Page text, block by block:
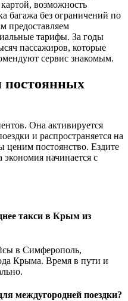
возможность
багажа без ограничений по
предоставляем
тарифы. За годы
пассажиров, которые
сервис знакомым.
Она активируется
и распространяется на
ценим постоянство. Ездите
начинается с
такси в Крым из
в Симферополь,
Крыма. Время в пути и
междугородней поездки?